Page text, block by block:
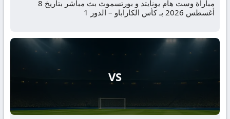
مباراة وست هام يونايتد و بورتسموث بث مباشر بتاريخ 8
أغسطس 2026 بـ كأس الكاراباو – الدور 1
VS